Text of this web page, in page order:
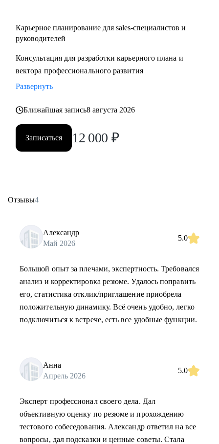
Карьерное планирование для sales-специалистов и
руководителей
Консультация для разработки карьерного плана и
вектора профессионального развития
Развернуть
Ближайшая запись8 августа 2026
Записаться 12 000 ₽
Отзывы4
Александр
Май 2026
5.0
Большой опыт за плечами, экспертность. Требовался
анализ и корректировка резюме. Удалось поправить
его, статистика отклик/приглашение приобрела
положительную динамику. Всё очень удобно, легко
подключиться к встрече, есть все удобные функции.
Анна
Апрель 2026
5.0
Эксперт профессионал своего дела. Дал
объективную оценку по резюме и прохождению
тестового собеседования. Александр ответил на все
вопросы, дал подсказки и ценные советы. Стала